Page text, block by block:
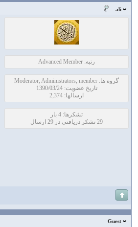
ali
رتبه: Advanced Member
گروه ها: Moderator, Administrators, member
تاریخ عضویت: 1390/03/24
ارسالها: 2,374
تشکرها: 4 بار
29 تشکر دریافتی در 29 ارسال
Guest